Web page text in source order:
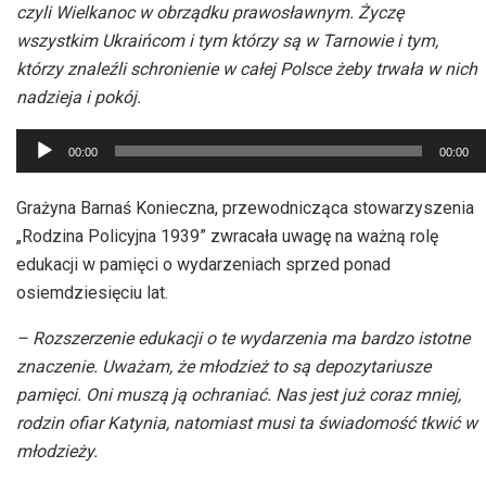
czyli Wielkanoc w obrządku prawosławnym. Życzę
wszystkim Ukraińcom i tym którzy są w Tarnowie i tym,
którzy znaleźli schronienie w całej Polsce żeby trwała w nich
nadzieja i pokój.
Odtwarzacz
plików
dźwiękowych
00:00 00:00
Grażyna Barnaś Konieczna, przewodnicząca stowarzyszenia
„Rodzina Policyjna 1939” zwracała uwagę na ważną rolę
edukacji w pamięci o wydarzeniach sprzed ponad
osiemdziesięciu lat.
– Rozszerzenie edukacji o te wydarzenia ma bardzo istotne
znaczenie. Uważam, że młodzież to są depozytariusze
pamięci. Oni muszą ją ochraniać. Nas jest już coraz mniej,
rodzin ofiar Katynia, natomiast musi ta świadomość tkwić w
młodzieży.